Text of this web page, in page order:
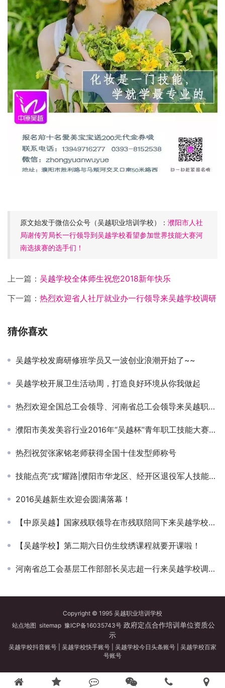
原文始发于微信公众号（吴越职业培训学校）： 濮阳市人社
局谢传芳局长一行领导到吴越学校看望参加世界技能大赛河
南选拔赛的选手们！
上一篇： 吴越学校全体师生祝您2018新年快乐
下一篇： 热烈欢迎省人社厅就业办一行领导来吴越学校调研
猜你喜欢
吴越学校发廊研修班学员又一波创业浪潮开始了~~
吴越学校开展卫生活动周，打造良好环境从你我做起
热烈欢迎全国总工会领导、河南省总工会领导来吴越职业培训学校户外劳动者驿站调研
濮阳市美发美容行业2016年“吴越杯”青年职工技能大赛圆满成功！
热烈祝贺张家铭老师获得全国十佳发型师称号
技能点亮“戎”耀路|濮阳市华龙区、经开区退役军人技能培训班隆重开班
2016吴越新生欢迎会圆满落幕！
【中原吴越】国家残联领导在市残联陪同下来吴越学校视察指导工作
【吴越学校】第二期六日仿生纹绣课程就要开课啦！
河南省总工会基层工作部部长吴志超一行来吴越学校调研濮阳市美发美容行业工会工作
Copyright © 1995 吴越职业培训学校
站点地图 sitemap 豫ICP备16035743号政府定点合作培训单位资质公
示
吴越学校抖音账号 吴越学校快手账号 吴越学校今日头条账号
吴越学校百家
号账号